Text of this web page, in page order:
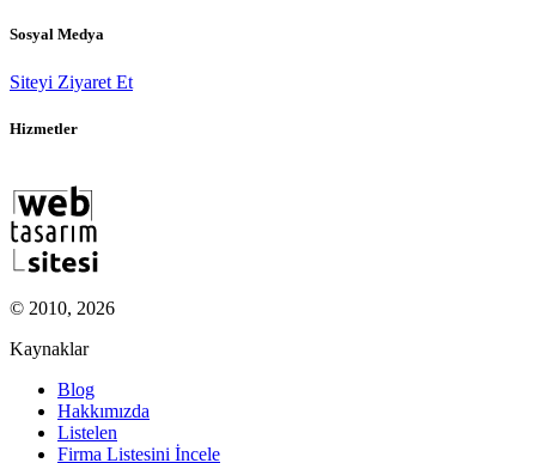
Sosyal Medya
Siteyi Ziyaret Et
Hizmetler
© 2010, 2026
Kaynaklar
Blog
Hakkımızda
Listelen
Firma Listesini İncele